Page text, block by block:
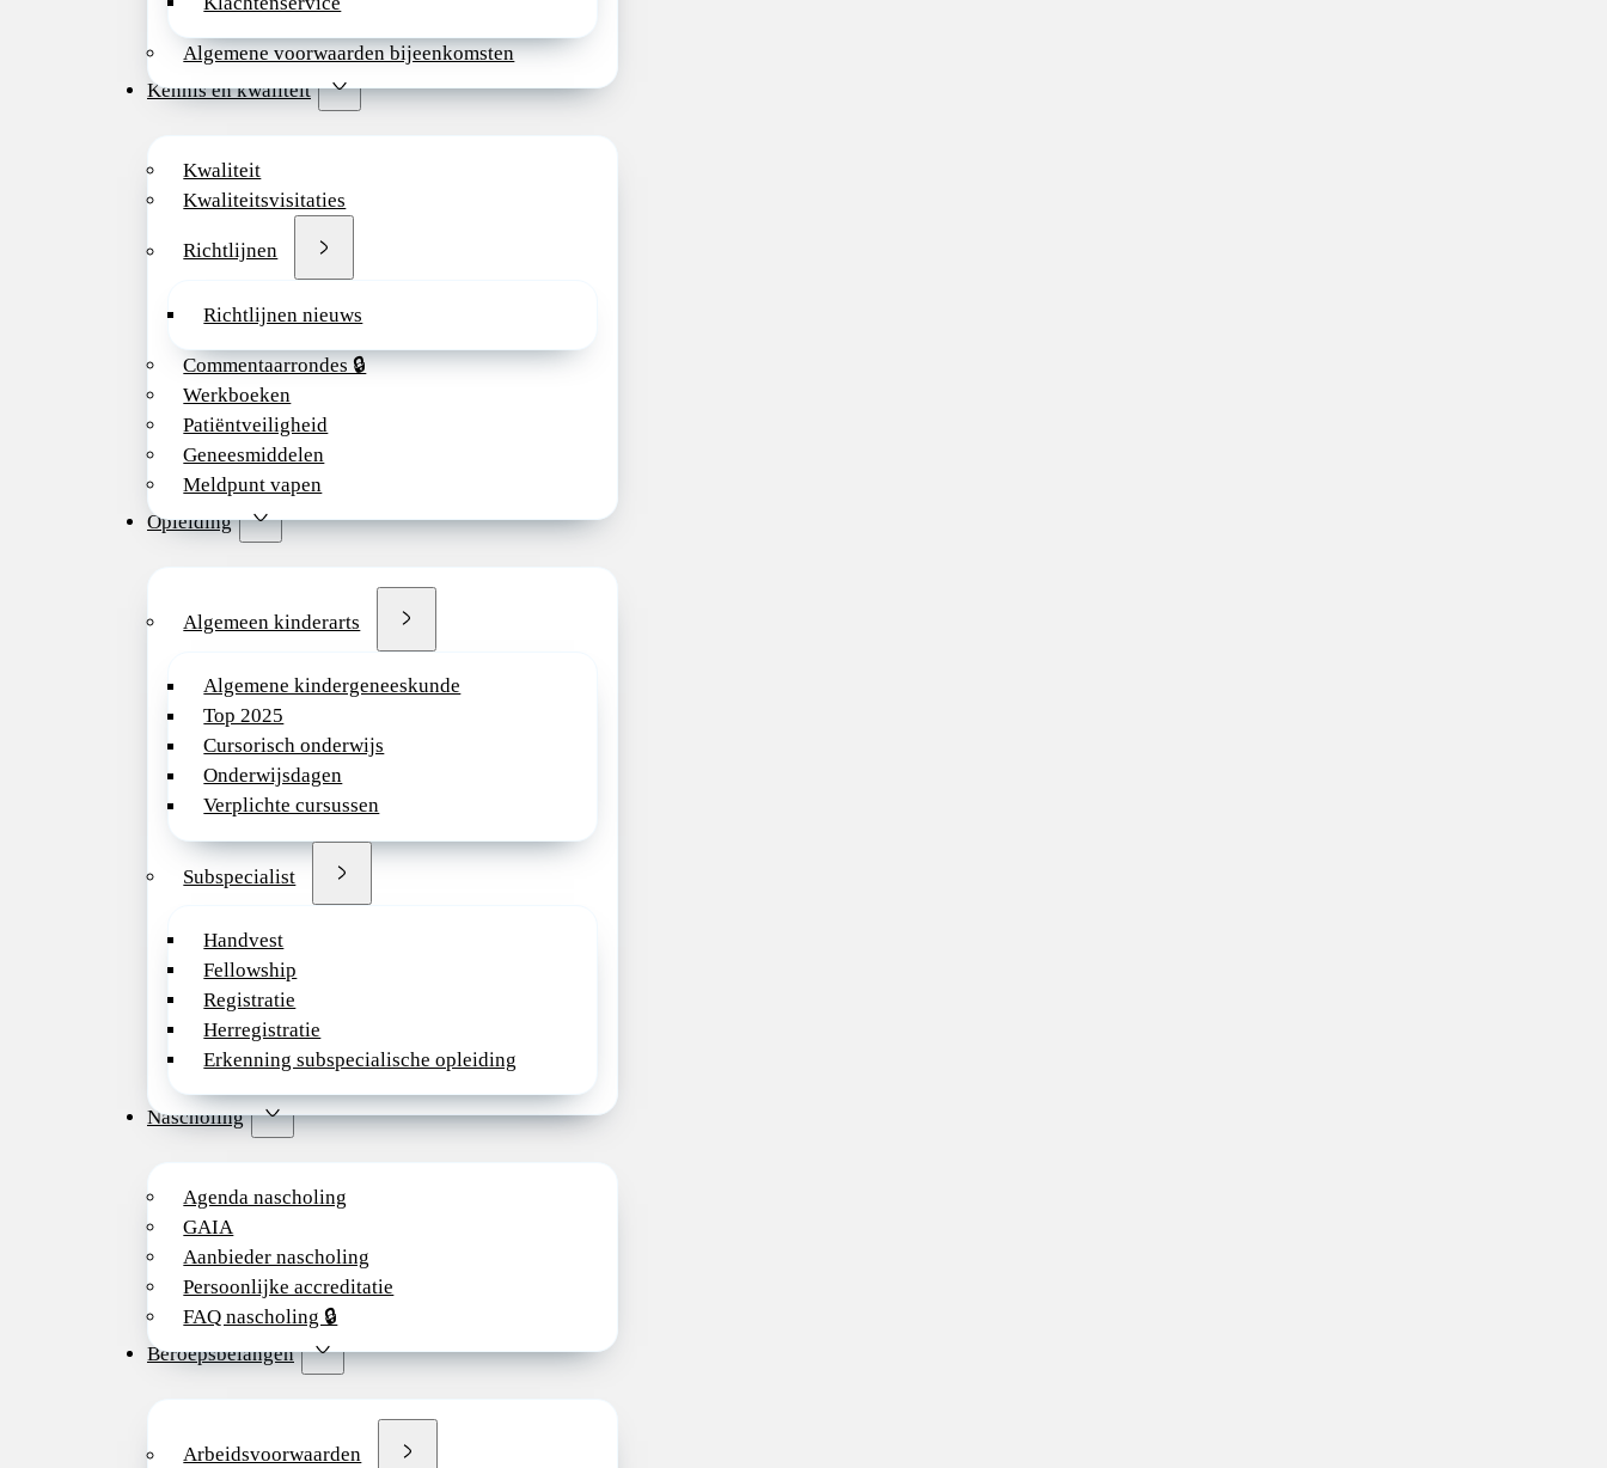
Algemene voorwaarden bijeenkomsten
Kennis en kwaliteit
Kwaliteit
Kwaliteitsvisitaties
Richtlijnen
Richtlijnen nieuws
Commentaarrondes 🔒
Werkboeken
Patiëntveiligheid
Geneesmiddelen
Meldpunt vapen
Opleiding
Algemeen kinderarts
Algemene kindergeneeskunde
Top 2025
Cursorisch onderwijs
Onderwijsdagen
Verplichte cursussen
Subspecialist
Handvest
Fellowship
Registratie
Herregistratie
Erkenning subspecialische opleiding
Nascholing
Agenda nascholing
GAIA
Aanbieder nascholing
Persoonlijke accreditatie
FAQ nascholing 🔒
Beroepsbelangen
Arbeidsvoorwaarden